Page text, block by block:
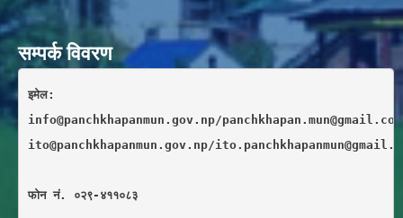
सम्पर्क विवरण
इमेल:
info@panchkhapanmun.gov.np/
ito@panchkhapanmun.gov.np/
फाेन नं. ०२९-४११०८३